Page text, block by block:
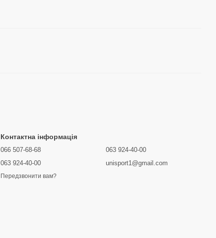
Контактна інформація
066 507-68-68
063 924-40-00
Передзвонити вам?
063 924-40-00
unisport1@gmail.com